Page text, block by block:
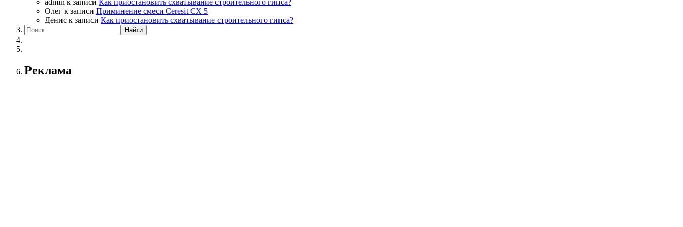
Олег к записи Приминение смеси Ceresit СХ 5
Денис к записи Как приостановить схватывание строительного гипса?
Реклама